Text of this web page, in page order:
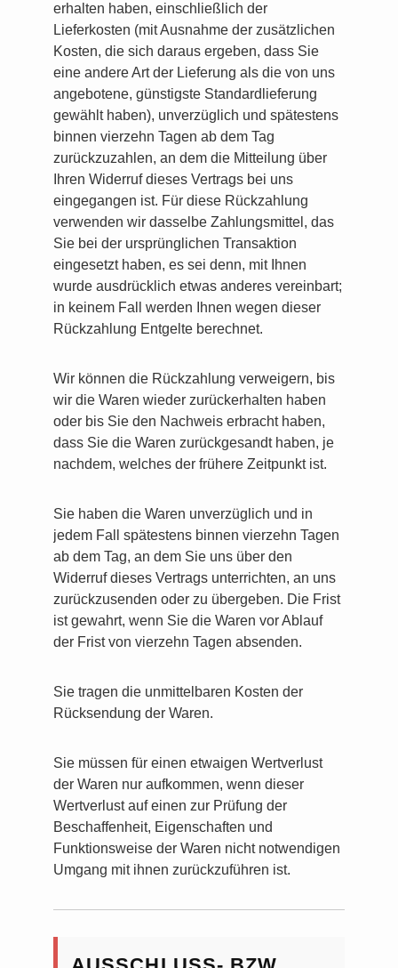
erhalten haben, einschließlich der
Lieferkosten (mit Ausnahme der zusätzlichen
Kosten, die sich daraus ergeben, dass Sie
eine andere Art der Lieferung als die von uns
angebotene, günstigste Standardlieferung
gewählt haben), unverzüglich und spätestens
binnen vierzehn Tagen ab dem Tag
zurückzuzahlen, an dem die Mitteilung über
Ihren Widerruf dieses Vertrags bei uns
eingegangen ist. Für diese Rückzahlung
verwenden wir dasselbe Zahlungsmittel, das
Sie bei der ursprünglichen Transaktion
eingesetzt haben, es sei denn, mit Ihnen
wurde ausdrücklich etwas anderes vereinbart;
in keinem Fall werden Ihnen wegen dieser
Rückzahlung Entgelte berechnet.
Wir können die Rückzahlung verweigern, bis
wir die Waren wieder zurückerhalten haben
oder bis Sie den Nachweis erbracht haben,
dass Sie die Waren zurückgesandt haben, je
nachdem, welches der frühere Zeitpunkt ist.
Sie haben die Waren unverzüglich und in
jedem Fall spätestens binnen vierzehn Tagen
ab dem Tag, an dem Sie uns über den
Widerruf dieses Vertrags unterrichten, an uns
zurückzusenden oder zu übergeben. Die Frist
ist gewahrt, wenn Sie die Waren vor Ablauf
der Frist von vierzehn Tagen absenden.
Sie tragen die unmittelbaren Kosten der
Rücksendung der Waren.
Sie müssen für einen etwaigen Wertverlust
der Waren nur aufkommen, wenn dieser
Wertverlust auf einen zur Prüfung der
Beschaffenheit, Eigenschaften und
Funktionsweise der Waren nicht notwendigen
Umgang mit ihnen zurückzuführen ist.